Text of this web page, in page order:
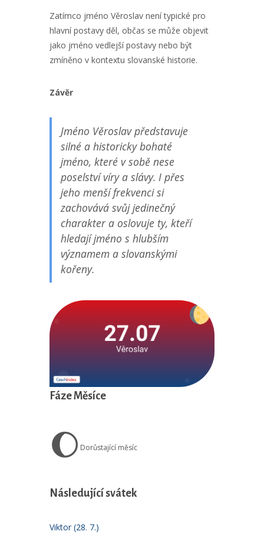
Zatímco jméno Věroslav není typické pro
hlavní postavy děl, občas se může objevit
jako jméno vedlejší postavy nebo být
zmíněno v kontextu slovanské historie.
Závěr
Jméno Věroslav představuje
silné a historicky bohaté
jméno, které v sobě nese
poselství víry a slávy. I přes
jeho menší frekvenci si
zachovává svůj jedinečný
charakter a oslovuje ty, kteří
hledají jméno s hlubším
významem a slovanskými
kořeny.
Fáze Měsíce
🌔 Dorůstající měsíc
Následující svátek
Viktor (28. 7.)